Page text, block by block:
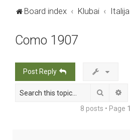
Board index Klubai Italija
Como 1907
Post Reply
Search
8 posts • Page 1